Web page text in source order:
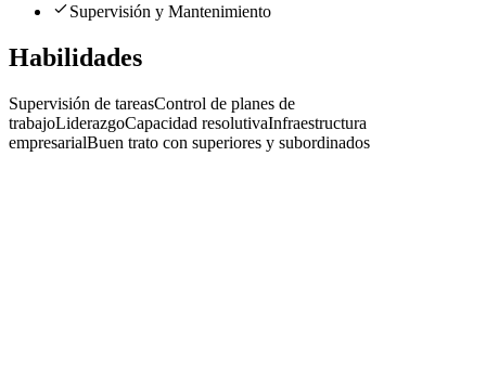
Supervisión y Mantenimiento
Habilidades
Supervisión de tareasControl de planes de
trabajoLiderazgoCapacidad resolutivaInfraestructura
empresarialBuen trato con superiores y subordinados